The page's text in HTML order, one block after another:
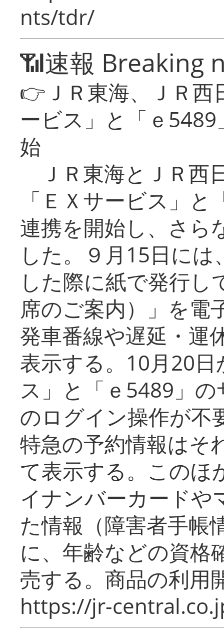
nts/tdr/
📶速報 Breaking
👉ＪＲ東海、ＪＲ
ービス」と「ｅ
始
ＪＲ東海とＪＲ西
「ＥＸサービス」
連携を開始し、さら
した。９月15日に
した際に紙で発行し
席のご案内）」を電
発車番線や遅延・運
表示する。10月20
ス」と「ｅ5489」
のログイン操作が不
特急の予約情報はそ
て表示する。このほ
イナンバーカードや
た情報（障害者手帳
に、年齢などの資格
売する。商品の利用
https://jr-